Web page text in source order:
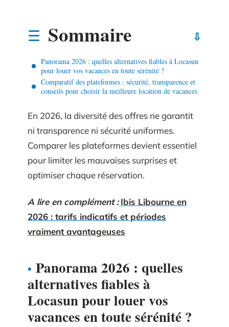
Sommaire
Panorama 2026 : quelles alternatives fiables à Locasun
pour louer vos vacances en toute sérénité ?
Comparatif des plateformes : sécurité, transparence et
conseils pour choisir la meilleure location de vacances
En 2026, la diversité des offres ne garantit
ni transparence ni sécurité uniformes.
Comparer les plateformes devient essentiel
pour limiter les mauvaises surprises et
optimiser chaque réservation.
A lire en complément : Ibis Libourne en
2026 : tarifs indicatifs et périodes
vraiment avantageuses
Panorama 2026 : quelles
alternatives fiables à
Locasun pour louer vos
vacances en toute sérénité ?